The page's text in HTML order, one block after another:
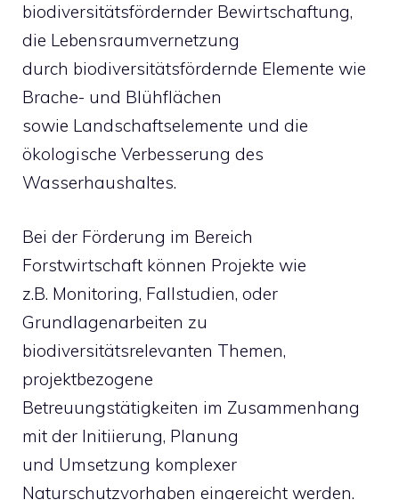
biodiversitätsfördernder Bewirtschaftung,
die Lebensraumvernetzung
durch biodiversitätsfördernde Elemente wie
Brache- und Blühflächen
sowie Landschaftselemente und die
ökologische Verbesserung des
Wasserhaushaltes.
Bei der Förderung im Bereich
Forstwirtschaft können Projekte wie
z.B. Monitoring, Fallstudien, oder
Grundlagenarbeiten zu
biodiversitätsrelevanten Themen,
projektbezogene
Betreuungstätigkeiten im Zusammenhang
mit der Initiierung, Planung
und Umsetzung komplexer
Naturschutzvorhaben eingereicht werden.